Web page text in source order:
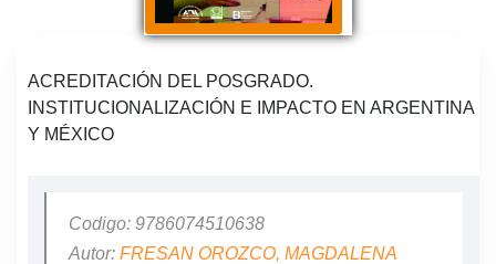
ACREDITACIÓN DEL POSGRADO.
INSTITUCIONALIZACIÓN E IMPACTO EN ARGENTINA
Y MÉXICO
Codigo: 9786074510638
Autor: FRESAN OROZCO, MAGDALENA